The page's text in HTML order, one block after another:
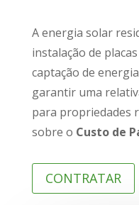
A energia solar
instalação de
captação de
garantir uma
para propriedades
sobre o Custo de
CONTRATAR